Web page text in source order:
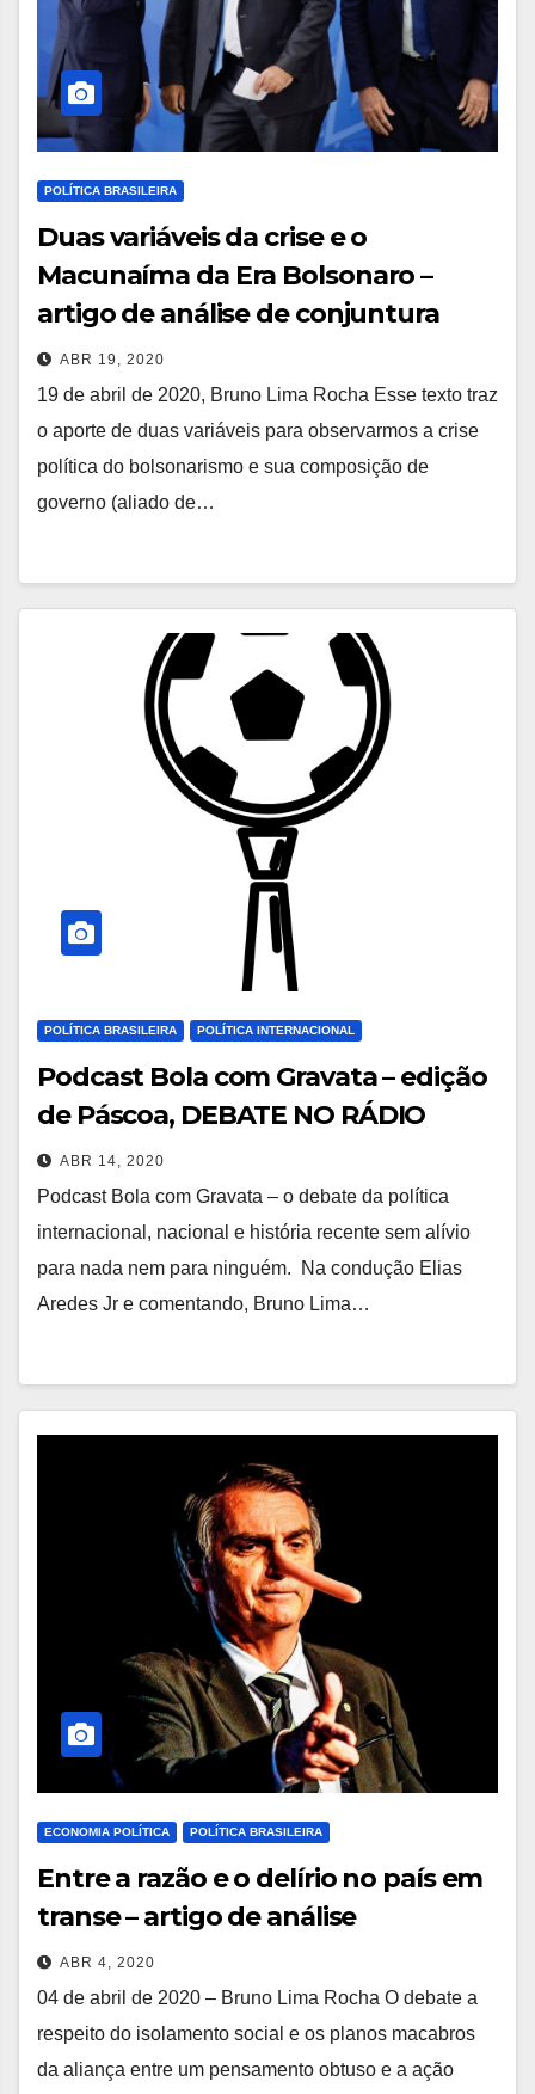
POLÍTICA BRASILEIRA
Duas variáveis da crise e o
Macunaíma da Era Bolsonaro –
artigo de análise de conjuntura
ABR 19, 2020
19 de abril de 2020, Bruno Lima Rocha Esse texto traz
o aporte de duas variáveis para observarmos a crise
política do bolsonarismo e sua composição de
governo (aliado de…
POLÍTICA BRASILEIRA POLÍTICA INTERNACIONAL
Podcast Bola com Gravata – edição
de Páscoa, DEBATE NO RÁDIO
ABR 14, 2020
Podcast Bola com Gravata – o debate da política
internacional, nacional e história recente sem alívio
para nada nem para ninguém. Na condução Elias
Aredes Jr e comentando, Bruno Lima…
ECONOMIA POLÍTICA POLÍTICA BRASILEIRA
Entre a razão e o delírio no país em
transe – artigo de análise
ABR 4, 2020
04 de abril de 2020 – Bruno Lima Rocha O debate a
respeito do isolamento social e os planos macabros
da aliança entre um pensamento obtuso e a ação